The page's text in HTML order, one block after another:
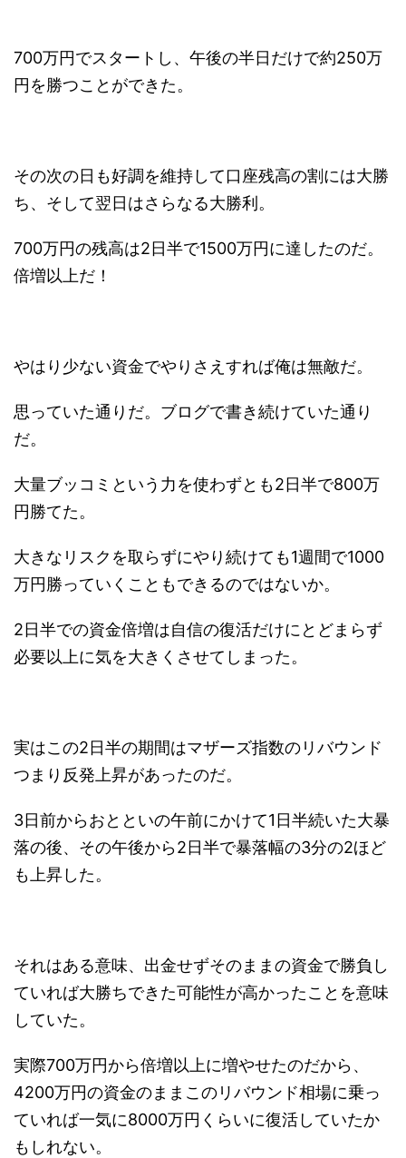
700万円でスタートし、午後の半日だけで約250万
円を勝つことができた。
その次の日も好調を維持して口座残高の割には大勝
ち、そして翌日はさらなる大勝利。
700万円の残高は2日半で1500万円に達したのだ。
倍増以上だ！
やはり少ない資金でやりさえすれば俺は無敵だ。
思っていた通りだ。ブログで書き続けていた通り
だ。
大量ブッコミという力を使わずとも2日半で800万
円勝てた。
大きなリスクを取らずにやり続けても1週間で1000
万円勝っていくこともできるのではないか。
2日半での資金倍増は自信の復活だけにとどまらず
必要以上に気を大きくさせてしまった。
実はこの2日半の期間はマザーズ指数のリバウンド
つまり反発上昇があったのだ。
3日前からおとといの午前にかけて1日半続いた大暴
落の後、その午後から2日半で暴落幅の3分の2ほど
も上昇した。
それはある意味、出金せずそのままの資金で勝負し
ていれば大勝ちできた可能性が高かったことを意味
していた。
実際700万円から倍増以上に増やせたのだから、
4200万円の資金のままこのリバウンド相場に乗っ
ていれば一気に8000万円くらいに復活していたか
もしれない。